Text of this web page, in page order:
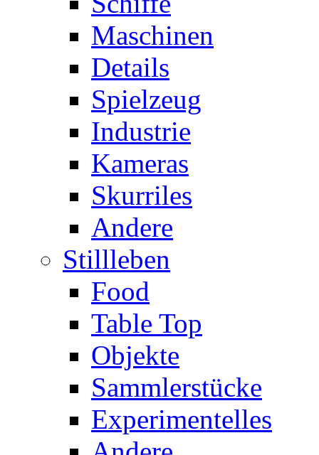
Maschinen
Details
Spielzeug
Industrie
Kameras
Skurriles
Andere
Stillleben
Food
Table Top
Objekte
Sammlerstücke
Experimentelles